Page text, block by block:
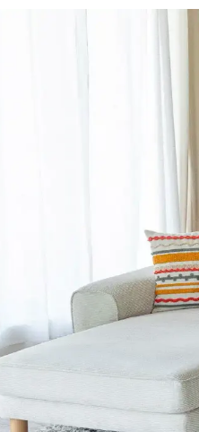
Fonksiyonları ve
medyanın yanı sıra battaniye,
Seçimi: Renk Dengesi ve
renk dengesi ve desen uyumu ile
Raf Kullanımı ve
yerleşimi, aksesuar seçimi ve
Estetik ve
kağıdı seçimi, mobilya düzeni
Mobilya
yüksek fiyatları, ABD'de
değerlendiriliyor.
Renk Uyumu ve